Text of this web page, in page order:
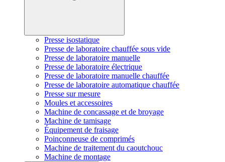
Presse isostatique
Presse de laboratoire chauffée sous vide
Presse de laboratoire manuelle
Presse de laboratoire électrique
Presse de laboratoire manuelle chauffée
Presse de laboratoire automatique chauffée
Presse sur mesure
Moules et accessoires
Machine de concassage et de broyage
Machine de tamisage
Équipement de fraisage
Poinçonneuse de comprimés
Machine de traitement du caoutchouc
Machine de montage